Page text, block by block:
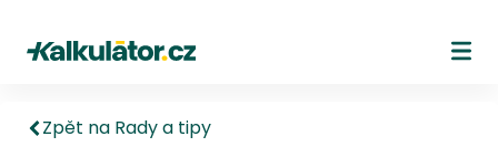
Kalkulátor.cz
Zpět na Rady a tipy